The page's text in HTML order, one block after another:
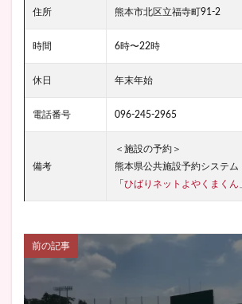
住所 熊本市北区立福寺町91-2
時間 6時〜22時
休日 年末年始
電話番号 096-245-2965
備考
＜施設の予約＞
熊本県公共施設予約システム
「 ひばりネットよやくまくん
前の記事